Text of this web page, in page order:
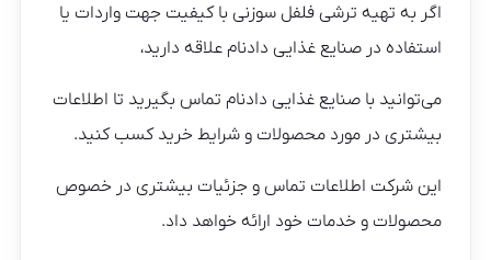
اگر به تهیه ترشی فلفل سوزنی با کیفیت جهت واردات یا
استفاده در صنایع غذایی دادنام علاقه دارید،
می‌توانید با صنایع غذایی دادنام تماس بگیرید تا اطلاعات
بیشتری در مورد محصولات و شرایط خرید کسب کنید.
این شرکت اطلاعات تماس و جزئیات بیشتری در خصوص
محصولات و خدمات خود ارائه خواهد داد.